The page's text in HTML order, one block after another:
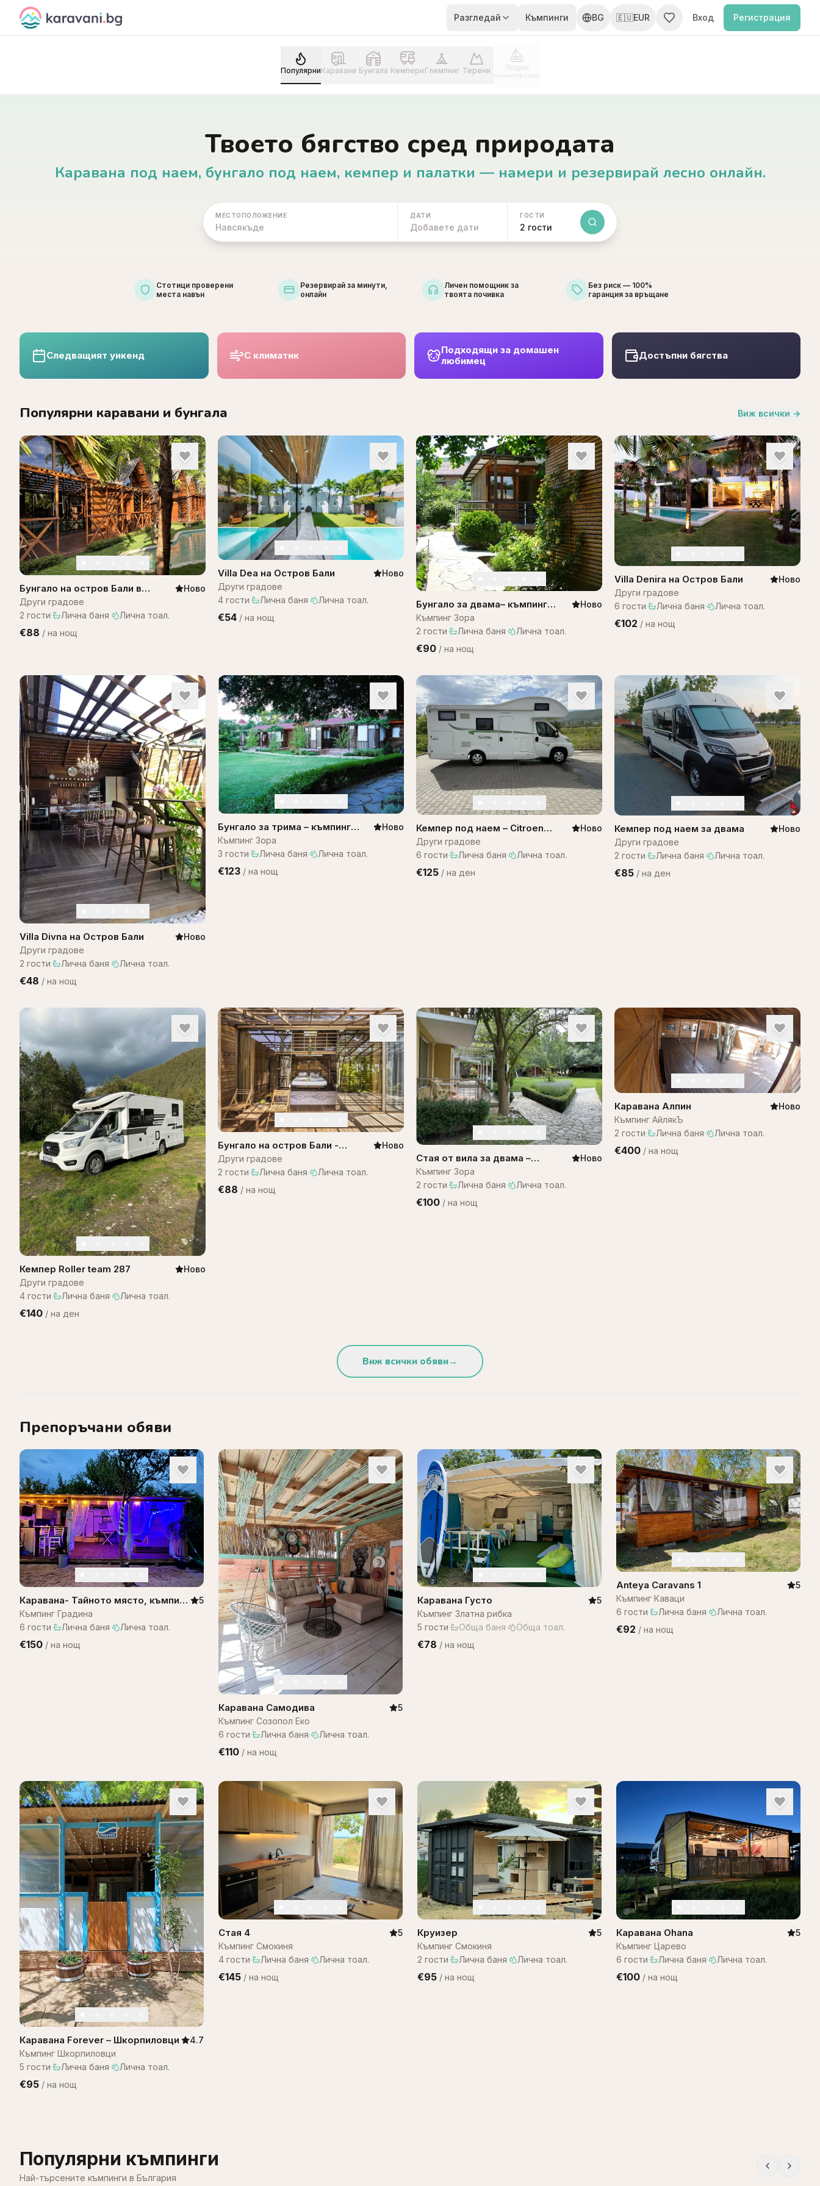
Skip to content
Разгледай Къмпинги BG 🇪🇺EUR Вход Регистрация
ПопулярниКаравани Бунгала Кемпери Глемпинг Терени Лодки
очаквайте скоро
Твоето бягство сред природата
Каравана под наем, бунгало под наем, кемпер и палатки — намери и резервирай лесно онлайн.
МЕСТОПОЛОЖЕНИЕ
Навсякъде
ДАТИ
Добавете дати
ГОСТИ
2 гости
Стотици проверени
места навън
Резервирай за минути,
онлайн
Личен помощник за
твоята почивка
Без риск — 100%
гаранция за връщане
Следващият уикенд С климатик
Подходящи за домашен
любимец
Достъпни бягства
Популярни каравани и бунгала Виж всички →
Бунгало на остров Бали в
комплекс Bali Lagoon
Ново
Други градове
2 гости· Лична баня· Лична тоал.
€88 / на нощ
Villa Dea на Остров Бали
Ново
Други градове
4 гости· Лична баня· Лична тоал.
€54 / на нощ
Бунгало за двама– къмпинг
ЗОРА
Ново
Къмпинг Зора
2 гости· Лична баня· Лична тоал.
€90 / на нощ
Villa Denira на Остров Бали
Ново
Други градове
6 гости· Лична баня· Лична тоал.
€102 / на нощ
Villa Divna на Остров Бали
Ново
Други градове
2 гости· Лична баня· Лична тоал.
€48 / на нощ
Бунгало за трима – къмпинг
Зора
Ново
Къмпинг Зора
3 гости· Лична баня· Лична тоал.
€123 / на нощ
Кемпер под наем – Citroen
Campervan
Ново
Други градове
6 гости· Лична баня· Лична тоал.
€125 / на ден
Кемпер под наем за двама
Ново
Други градове
2 гости· Лична баня· Лична тоал.
€85 / на ден
Кемпер Roller team 287
Ново
Други градове
4 гости· Лична баня· Лична тоал.
€140 / на ден
Бунгало на остров Бали -
Bungalow Bali WOW! A1
Ново
Други градове
2 гости· Лична баня· Лична тоал.
€88 / на нощ
Стая от вила за двама –
къмпинг Зора
Ново
Къмпинг Зора
2 гости· Лична баня· Лична тоал.
€100 / на нощ
Каравана Алпин
Ново
Къмпинг АйлякЪ
2 гости· Лична баня· Лична тоал.
€400 / на нощ
Виж всички обяви→
Препоръчани обяви
Каравана- Тайното място, къмпинг
градина
5
Къмпинг Градина
6 гости· Лична баня· Лична тоал.
€150 / на нощ
Каравана Самодива
5
Къмпинг Созопол Еко
6 гости· Лична баня· Лична тоал.
€110 / на нощ
Каравана Густо
5
Къмпинг Златна рибка
5 гости· Обща баня· Обща тоал.
€78 / на нощ
Anteya Caravans 1
5
Къмпинг Каваци
6 гости· Лична баня· Лична тоал.
€92 / на нощ
Каравана Forever – Шкорпиловци
4.7
Къмпинг Шкорпиловци
5 гости· Лична баня· Лична тоал.
€95 / на нощ
Стая 4
5
Къмпинг Смокиня
4 гости· Лична баня· Лична тоал.
€145 / на нощ
Круизер
5
Къмпинг Смокиня
2 гости· Лична баня· Лична тоал.
€95 / на нощ
Каравана Ohana
5
Къмпинг Царево
6 гости· Лична баня· Лична тоал.
€100 / на нощ
Популярни къмпинги
Най-търсените къмпинги в България